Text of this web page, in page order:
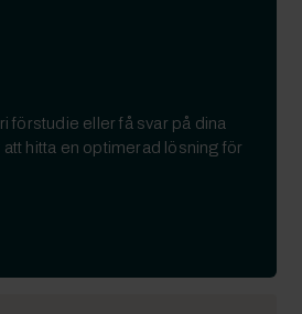
förstudie eller få svar på dina
hitta en optimerad lösning för